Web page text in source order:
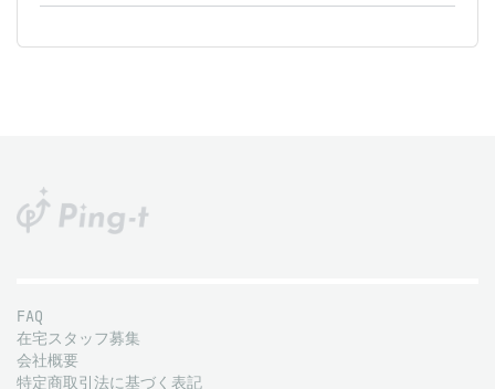
FAQ
在宅スタッフ募集
会社概要
特定商取引法に基づく表記